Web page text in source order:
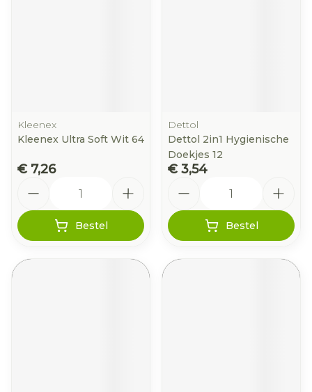
Kleenex
Kleenex Ultra Soft Wit 64
€ 7,26
Bestel
Dettol
Dettol 2in1 Hygienische
Doekjes 12
€ 3,54
Bestel